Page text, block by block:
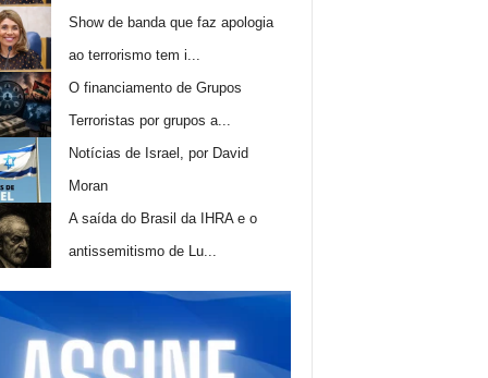
Show de banda que faz apologia
ao terrorismo tem i...
O financiamento de Grupos
Terroristas por grupos a...
Notícias de Israel, por David
Moran
A saída do Brasil da IHRA e o
antissemitismo de Lu...